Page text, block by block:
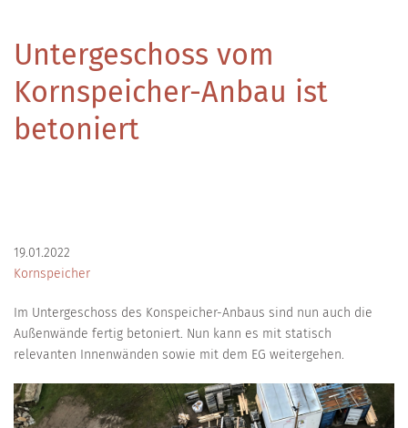
Untergeschoss vom
Kornspeicher-Anbau ist
betoniert
19.01.2022
Kornspeicher
Im Untergeschoss des Konspeicher-Anbaus sind nun auch die
Außenwände fertig betoniert. Nun kann es mit statisch
relevanten Innenwänden sowie mit dem EG weitergehen.